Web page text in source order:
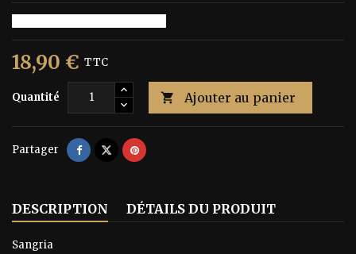
18,90 € TTC
Quantité  Ajouter au panier
Partager
DESCRIPTION DÉTAILS DU PRODUIT
Sangria